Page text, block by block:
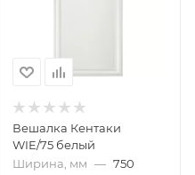
Вешалка Кентаки
WIE/75 белый
Ширина, мм — 750